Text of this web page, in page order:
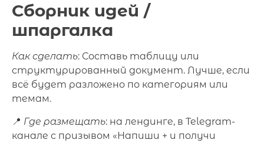
Сборник идей /
шпаргалка
Как сделать: Составь таблицу или
структурированный документ. Лучше, если
всё будет разложено по категориям или
темам.
📍 Где размещать: на лендинге, в Telegram-
канале с призывом «Напиши + и получи